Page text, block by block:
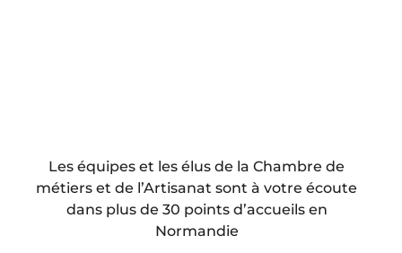
Les équipes et les élus de la Chambre de
métiers et de l’Artisanat sont à votre écoute
dans plus de 30 points d’accueils en
Normandie